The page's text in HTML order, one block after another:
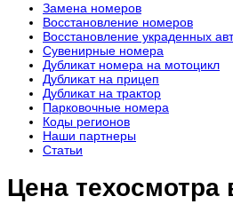
Замена номеров
Восстановление номеров
Восстановление украденных
Сувенирные номера
Дубликат номера на мотоцикл
Дубликат на прицеп
Дубликат на трактор
Парковочные номера
Коды регионов
Наши партнеры
Статьи
Цена техосмотра